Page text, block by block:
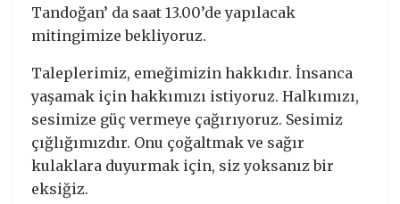
Tandoğan’ da saat 13.00’de yapılacak
mitingimize bekliyoruz.
Taleplerimiz, emeğimizin hakkıdır. İnsanca
yaşamak için hakkımızı istiyoruz. Halkımızı,
sesimize güç vermeye çağırıyoruz. Sesimiz
çığlığımızdır. Onu çoğaltmak ve sağır
kulaklara duyurmak için, siz yoksanız bir
eksiğiz.